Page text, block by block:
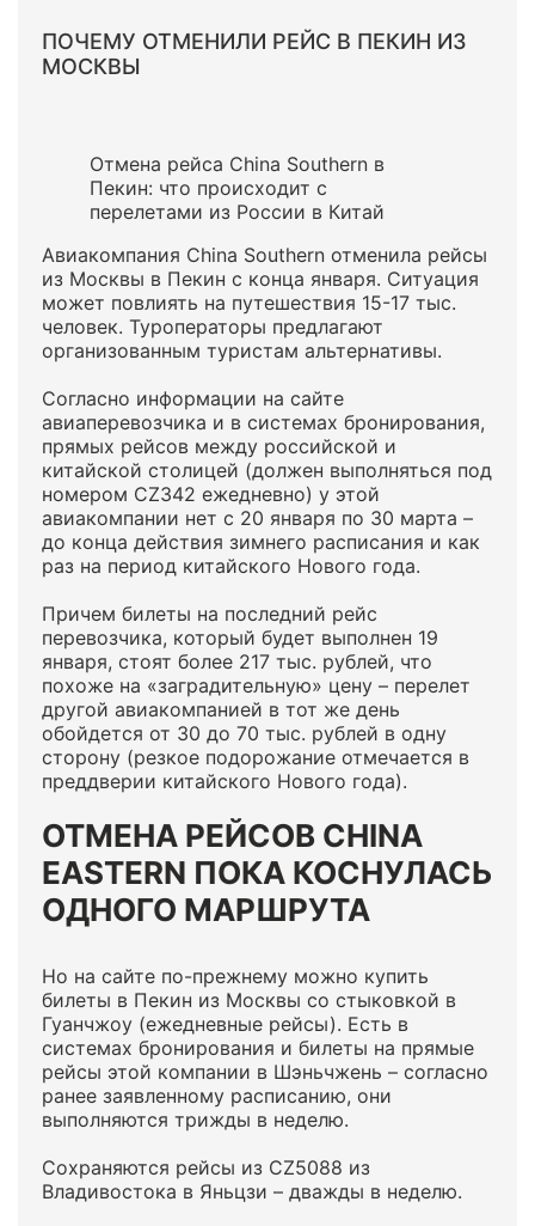
ПОЧЕМУ ОТМЕНИЛИ РЕЙС В ПЕКИН ИЗ
МОСКВЫ
Отмена рейса China Southern в
Пекин: что происходит с
перелетами из России в Китай
Авиакомпания China Southern отменила рейсы
из Москвы в Пекин с конца января. Ситуация
может повлиять на путешествия 15-17 тыс.
человек. Туроператоры предлагают
организованным туристам альтернативы.
Согласно информации на сайте
авиаперевозчика и в системах бронирования,
прямых рейсов между российской и
китайской столицей (должен выполняться под
номером CZ342 ежедневно) у этой
авиакомпании нет с 20 января по 30 марта –
до конца действия зимнего расписания и как
раз на период китайского Нового года.
Причем билеты на последний рейс
перевозчика, который будет выполнен 19
января, стоят более 217 тыс. рублей, что
похоже на «заградительную» цену – перелет
другой авиакомпанией в тот же день
обойдется от 30 до 70 тыс. рублей в одну
сторону (резкое подорожание отмечается в
преддверии китайского Нового года).
ОТМЕНА РЕЙСОВ CHINA
EASTERN ПОКА КОСНУЛАСЬ
ОДНОГО МАРШРУТА
Но на сайте по-прежнему можно купить
билеты в Пекин из Москвы со стыковкой в
Гуанчжоу (ежедневные рейсы). Есть в
системах бронирования и билеты на прямые
рейсы этой компании в Шэньчжень – согласно
ранее заявленному расписанию, они
выполняются трижды в неделю.
Сохраняются рейсы из CZ5088 из
Владивостока в Яньцзи – дважды в неделю.